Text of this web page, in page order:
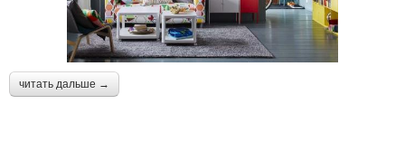
читать дальше →